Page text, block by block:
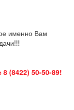
именно Вам
(8422) 50-50-89!